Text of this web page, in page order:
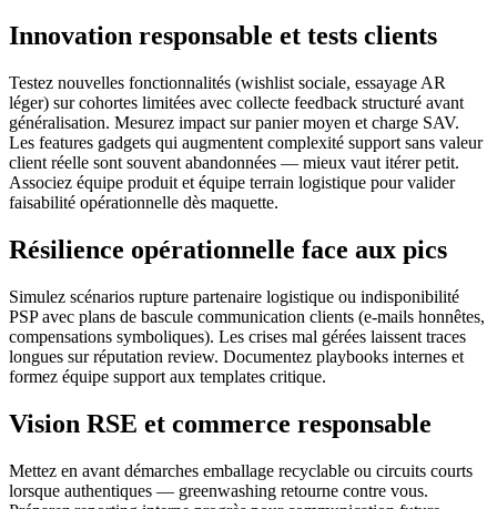
Innovation responsable et tests clients
Testez nouvelles fonctionnalités (wishlist sociale, essayage AR
léger) sur cohortes limitées avec collecte feedback structuré avant
généralisation. Mesurez impact sur panier moyen et charge SAV.
Les features gadgets qui augmentent complexité support sans valeur
client réelle sont souvent abandonnées — mieux vaut itérer petit.
Associez équipe produit et équipe terrain logistique pour valider
faisabilité opérationnelle dès maquette.
Résilience opérationnelle face aux pics
Simulez scénarios rupture partenaire logistique ou indisponibilité
PSP avec plans de bascule communication clients (e-mails honnêtes,
compensations symboliques). Les crises mal gérées laissent traces
longues sur réputation review. Documentez playbooks internes et
formez équipe support aux templates critique.
Vision RSE et commerce responsable
Mettez en avant démarches emballage recyclable ou circuits courts
lorsque authentiques — greenwashing retourne contre vous.